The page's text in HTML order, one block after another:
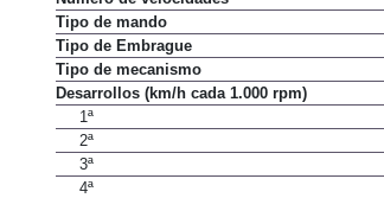
Tipo de mando
Tipo de Embrague
Tipo de mecanismo
Desarrollos (km/h cada 1.000 rpm)
1ª
2ª
3ª
4ª